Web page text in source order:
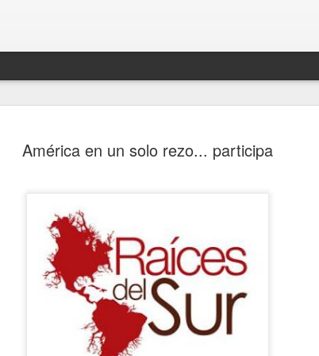
América en un solo rezo... participa
¡Cállate el hocico!